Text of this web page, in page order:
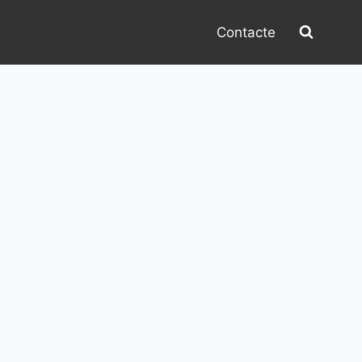
Contacte